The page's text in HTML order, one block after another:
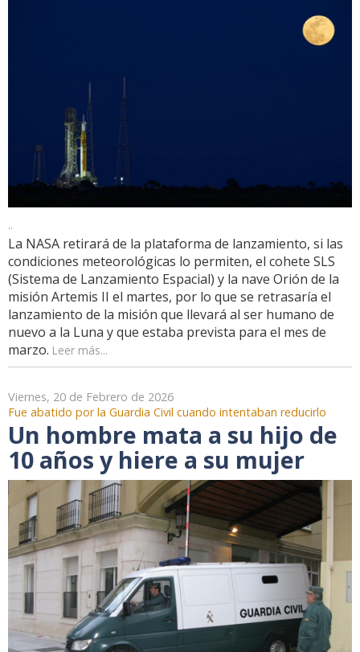
..
La NASA retirará de la plataforma de lanzamiento, si las
condiciones meteorológicas lo permiten, el cohete SLS
(Sistema de Lanzamiento Espacial) y la nave Orión de la
misión Artemis II el martes, por lo que se retrasaría el
lanzamiento de la misión que llevará al ser humano de
nuevo a la Luna y que estaba prevista para el mes de
marzo. Leer más...
Viernes, 20 de Febrero de 2026
Fue abatido por la Guardia Civil cuando intentaban reducirlo
Un hombre mata a su hijo de
10 años y hiere a su mujer